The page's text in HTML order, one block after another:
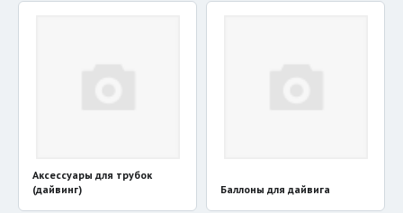
Аксессуары для трубок
(дайвинг)
Баллоны для дайвига